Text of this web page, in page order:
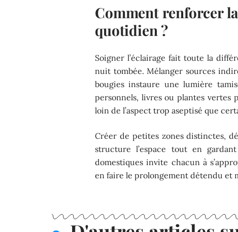
Comment renforcer
quotidien ?
Soigner l’éclairage fait toute la
nuit tombée. Mélanger sources
bougies instaure une lumière
personnels, livres ou plantes vertes
loin de l’aspect trop aseptisé que
Créer de petites zones distinctes,
structure l’espace tout en
domestiques invite chacun à
en faire le prolongement détendu et